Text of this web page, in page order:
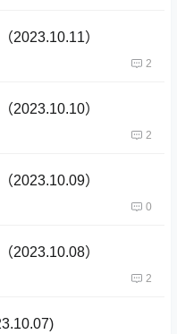
2023.10.11）
2
2023.10.10）
2
2023.10.09）
0
2023.10.08）
2